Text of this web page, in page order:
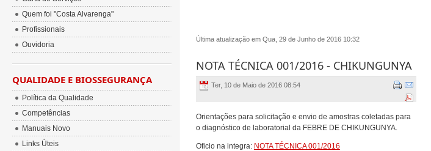
Última atualização em Qua, 29 de Junho de 2016 10:32
NOTA TÉCNICA 001/2016 - CHIKUNGUNYA
Ter, 10 de Maio de 2016 08:54
Orientações para solicitação e envio de amostras coletadas para
o diagnóstico de laboratorial da FEBRE DE CHIKUNGUNYA.
Oficio na integra: NOTA TÉCNICA 001/2016
Quem foi "Costa Alvarenga"
Profissionais
Ouvidoria
QUALIDADE E BIOSSEGURANÇA
Política da Qualidade
Competências
Manuais Novo
Links Úteis